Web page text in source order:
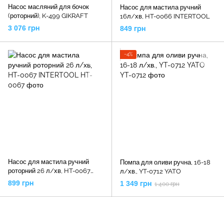
Насос масляний для бочок
(роторний), K-499 GIKRAFT
3 076 грн
Насос для мастила ручний
16л/хв, HT-0066 INTERTOOL
849 грн
Насос для мастила ручний
роторний 26 л/хв, HT-0067
INTERTOOL
899 грн
−4%
Помпа для оливи ручна, 16-18
л/хв., YT-0712 YATO
1 349 грн 1 400 грн